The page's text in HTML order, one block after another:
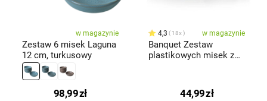
w magazynie
Zestaw 6 misek Laguna
12 cm, turkusowy
98,99zł
4,3 18x w magazynie
Banquet Zestaw
plastikowych misek z
44,99zł